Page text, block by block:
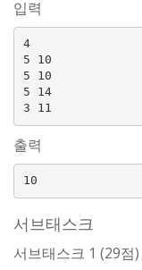
입력
4
5 10
5 10
5 14
출력
서브태스크
서브태스크 1 (29점)